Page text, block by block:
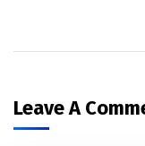
Leave A